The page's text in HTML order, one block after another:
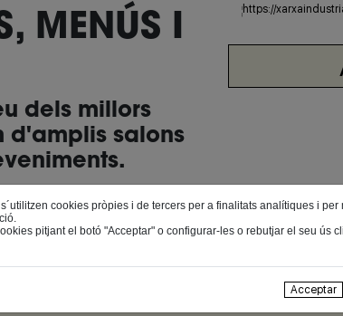
MENÚS I
dels millors
d'amplis salons
cookies pròpies i de tercers per a finalitats analítiques i
pitjant el botó "Acceptar" o configurar-les o rebutjar el seu ús
Acceptar
Companyia